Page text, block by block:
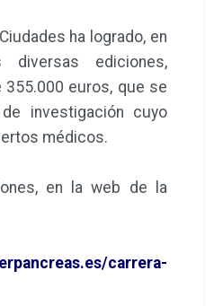
ha logrado, en
ediciones,
euros, que se
investigación cuyo
médicos.
en la web de la
carrera-